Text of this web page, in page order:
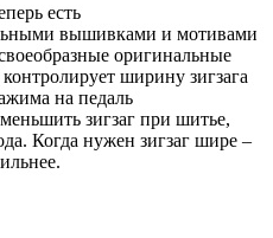
есть
вышивками и мотивами
оригинальные
ширину зигзага
на педаль
зигзаг при шитье,
Когда нужен зигзаг шире –